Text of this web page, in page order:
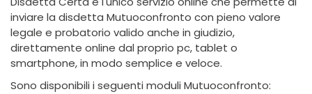
inviare la disdetta Mutuoconfronto con pieno valore
legale e probatorio valido anche in giudizio,
direttamente online dal proprio pc, tablet o
smartphone, in modo semplice e veloce.
Sono disponibili i seguenti moduli Mutuoconfronto: